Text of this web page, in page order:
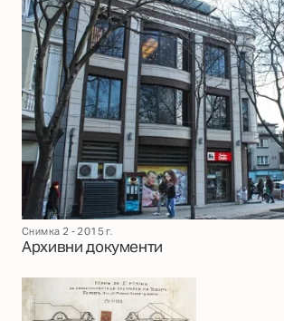
Снимка 2 - 2015 г.
Архивни документи